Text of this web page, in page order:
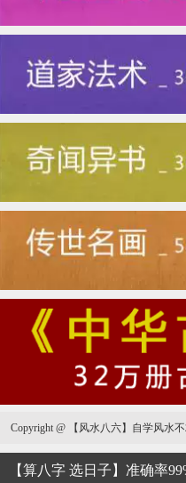
Copyright @ 【风水八六】自学风水不
哪种男人
【算八字 选日子】准确率